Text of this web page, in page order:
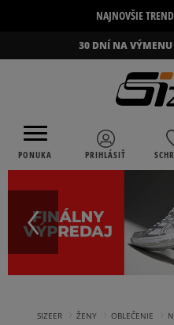
NAJNOVŠIE
30 DNÍ NA VÝMENU
PONUKA PRIHLÁSIŤ
SIZEER ŽENY OBLEČENIE